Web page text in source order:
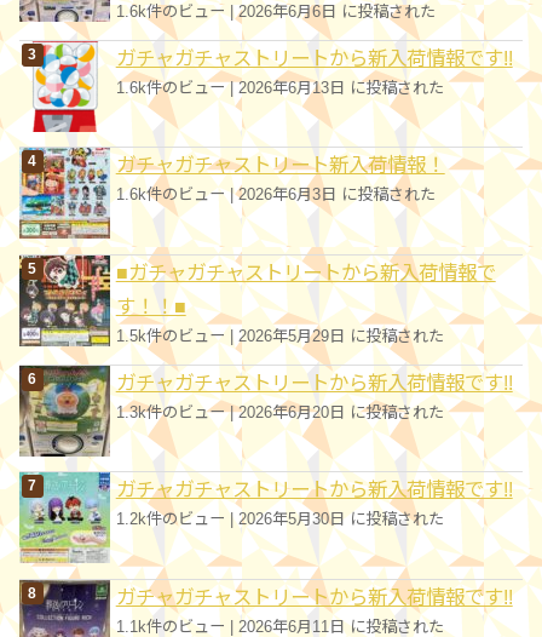
1.6k件のビュー|2026年6月6日 に投稿された
ガチャガチャストリートから新入荷情報です!!
1.6k件のビュー|2026年6月13日 に投稿された
ガチャガチャストリート新入荷情報！
1.6k件のビュー|2026年6月3日 に投稿された
■ガチャガチャストリートから新入荷情報で
す！！■
1.5k件のビュー| 2026年5月29日 に投稿された
ガチャガチャストリートから新入荷情報です!!
1.3k件のビュー|2026年6月20日 に投稿された
ガチャガチャストリートから新入荷情報です!!
1.2k件のビュー |2026年5月30日 に投稿された
ガチャガチャストリートから新入荷情報です!!
1.1k件のビュー 2026年6月11日 に投稿された